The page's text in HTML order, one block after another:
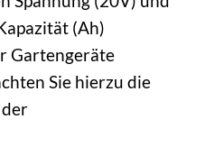
(Ah)
Gartengeräte
Sie hierzu die